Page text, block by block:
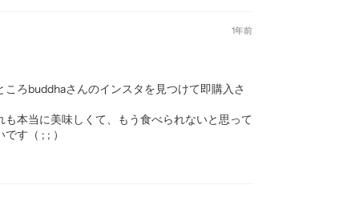
1年前
ろbuddhaさんのインスタを見つけて即購入さ
本当に美味しくて、もう食べられないと思って
す（ ; ; ）